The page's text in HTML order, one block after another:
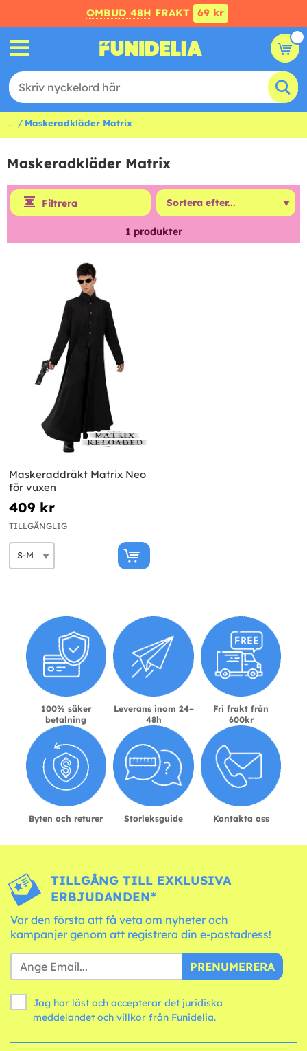
OMBUD 48H FRAKT 69 kr
... Maskeradkläder Matrix
Maskeradkläder Matrix
Filtrera
1 produkter
Maskeraddräkt Matrix Neo
för vuxen
409 kr
TILLGÄNGLIG
100% säker
betalning
Leverans inom 24–
48h
Fri frakt från
600kr
Byten och returer Storleksguide Kontakta oss
TILLGÅNG TILL EXKLUSIVA
ERBJUDANDEN*
Var den första att få veta om nyheter och
kampanjer genom att registrera din e-postadress!
PRENUMERERA
Jag har läst och accepterar det juridiska
meddelandet och villkor från Funidelia.